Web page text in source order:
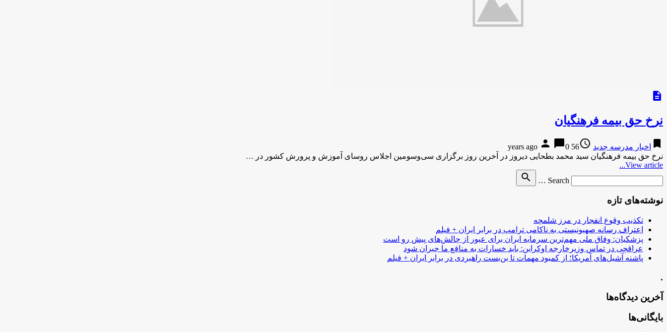
description
نرخ حق بیمه فرهنگیان
bookmark اخبار مدرسه جدید access_time
56 years ago
person chat_bubble0
نرخ حق بیمه فرهنگیان سید محمد بطحایی دیروز در آخرین روز برگزاری سی‌وسومین اجلاس روسای آموزش و پرورش کشور در …
View article...
Search …
search
نوشته‌های تازه
تکذیب وقوع انفجار در مرز شلمچه
اعتراف رسانه صهیونیستی به ناکامی ترامپ در برابر ایران + فیلم
پزشکیان: وفاق ملی مهم‌ترین سرمایه ایران برای عبور از چالش‌های پیش رو است
عراقچی در تماس وزیرخارجه اوکراین: باید خسارات به منافع ما جبران شود
پاشنه آشیل‌های آمریکا؛ از کمبود مهمات تا بن‌بست راهبردی در برابر ایران + فیلم
.
آخرین دیدگاه‌ها
بایگانی‌ها